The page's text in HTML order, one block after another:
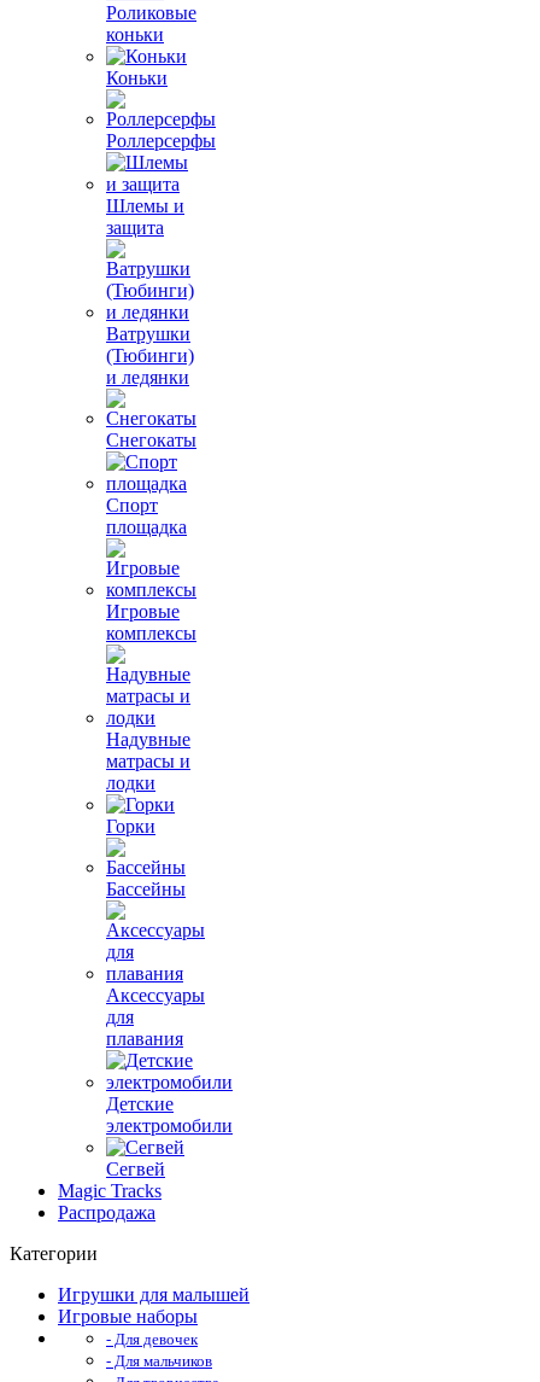
Роликовые
коньки
Коньки
Роллерсерфы
Шлемы и
защита
Ватрушки
(Тюбинги)
и ледянки
Снегокаты
Спорт
площадка
Игровые
комплексы
Надувные
матрасы и
лодки
Горки
Бассейны
Аксессуары
для
плавания
Детские
электромобили
Сегвей
Magic Tracks
Распродажа
Категории
Игрушки для малышей
Игровые наборы
- Для девочек
- Для мальчиков